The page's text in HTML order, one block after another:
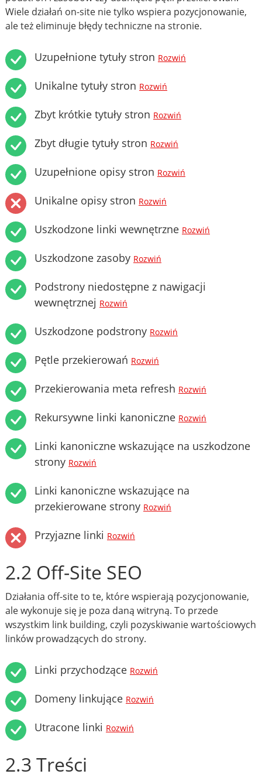
Wiele działań on-site nie tylko wspiera pozycjonowanie,
ale też eliminuje błędy techniczne na stronie.
Uzupełnione tytuły stron Rozwiń
Unikalne tytuły stron Rozwiń
Zbyt krótkie tytuły stron Rozwiń
Zbyt długie tytuły stron Rozwiń
Uzupełnione opisy stron Rozwiń
Unikalne opisy stron Rozwiń
Uszkodzone linki wewnętrzne Rozwiń
Uszkodzone zasoby Rozwiń
Podstrony niedostępne z nawigacji
wewnętrznej Rozwiń
Uszkodzone podstrony Rozwiń
Pętle przekierowań Rozwiń
Przekierowania meta refresh Rozwiń
Rekursywne linki kanoniczne Rozwiń
Linki kanoniczne wskazujące na uszkodzone
strony Rozwiń
Linki kanoniczne wskazujące na
przekierowane strony Rozwiń
Przyjazne linki Rozwiń
2.2 Off-Site SEO
Działania off-site to te, które wspierają pozycjonowanie,
ale wykonuje się je poza daną witryną. To przede
wszystkim link building, czyli pozyskiwanie wartościowych
linków prowadzących do strony.
Linki przychodzące Rozwiń
Domeny linkujące Rozwiń
Utracone linki Rozwiń
2.3 Treści